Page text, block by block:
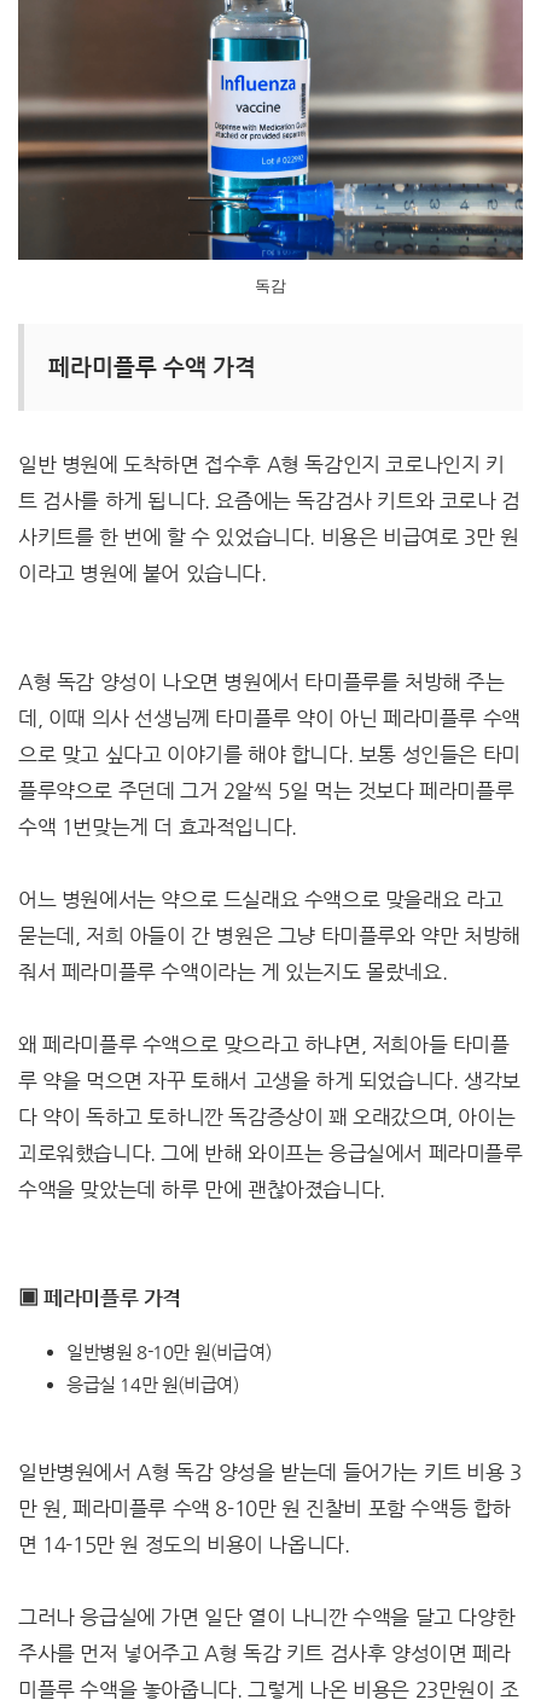
독감
페라미플루 수액 가격
일반 병원에 도착하면 접수후 A형 독감인지 코로나인지 키
트 검사를 하게 됩니다. 요즘에는 독감검사 키트와 코로나 검
사키트를 한 번에 할 수 있었습니다. 비용은 비급여로 3만 원
이라고 병원에 붙어 있습니다.
A형 독감 양성이 나오면 병원에서 타미플루를 처방해 주는
데, 이때 의사 선생님께 타미플루 약이 아닌 페라미플루 수액
으로 맞고 싶다고 이야기를 해야 합니다. 보통 성인들은 타미
플루약으로 주던데 그거 2알씩 5일 먹는 것보다 페라미플루
수액 1번맞는게 더 효과적입니다.
어느 병원에서는 약으로 드실래요 수액으로 맞을래요 라고
묻는데, 저희 아들이 간 병원은 그냥 타미플루와 약만 처방해
줘서 페라미플루 수액이라는 게 있는지도 몰랐네요.
왜 페라미플루 수액으로 맞으라고 하냐면, 저희아들 타미플
루 약을 먹으면 자꾸 토해서 고생을 하게 되었습니다. 생각보
다 약이 독하고 토하니깐 독감증상이 꽤 오래갔으며, 아이는
괴로워했습니다. 그에 반해 와이프는 응급실에서 페라미플루
수액을 맞았는데 하루 만에 괜찮아졌습니다.
▣ 페라미플루 가격
일반병원 8-10만 원(비급여)
응급실 14만 원(비급여)
일반병원에서 A형 독감 양성을 받는데 들어가는 키트 비용 3
만 원, 페라미플루 수액 8-10만 원 진찰비 포함 수액등 합하
면 14-15만 원 정도의 비용이 나옵니다.
그러나 응급실에 가면 일단 열이 나니깐 수액을 달고 다양한
주사를 먼저 넣어주고 A형 독감 키트 검사후 양성이면 페라
미플루 수액을 놓아줍니다. 그렇게 나온 비용은 23만원이 조